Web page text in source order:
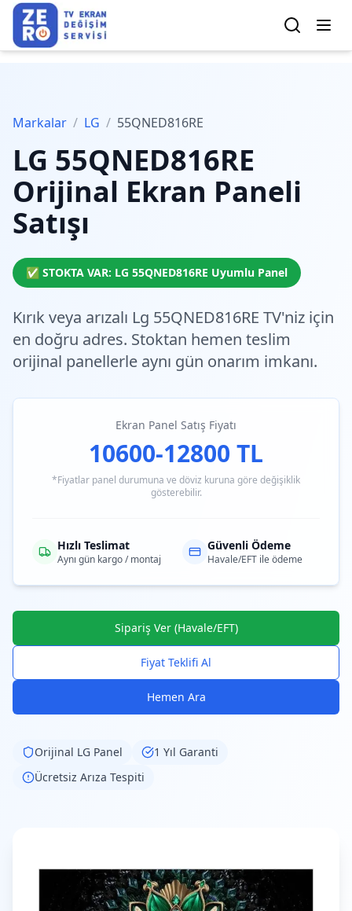
Markalar / LG / 55QNED816RE
LG 55QNED816RE
Orijinal Ekran Paneli
Satışı
✅ STOKTA VAR: LG 55QNED816RE Uyumlu Panel
Kırık veya arızalı Lg 55QNED816RE TV'niz için
en doğru adres. Stoktan hemen teslim
orijinal panellerle aynı gün onarım imkanı.
Ekran Panel Satış Fiyatı
10600-12800 TL
*Fiyatlar panel durumuna ve döviz kuruna göre değişiklik
gösterebilir.
Hızlı Teslimat
Aynı gün kargo / montaj
Güvenli Ödeme
Havale/EFT ile ödeme
Sipariş Ver (Havale/EFT)
Fiyat Teklifi Al
Hemen Ara
Orijinal LG Panel
1 Yıl Garanti
Ücretsiz Arıza Tespiti